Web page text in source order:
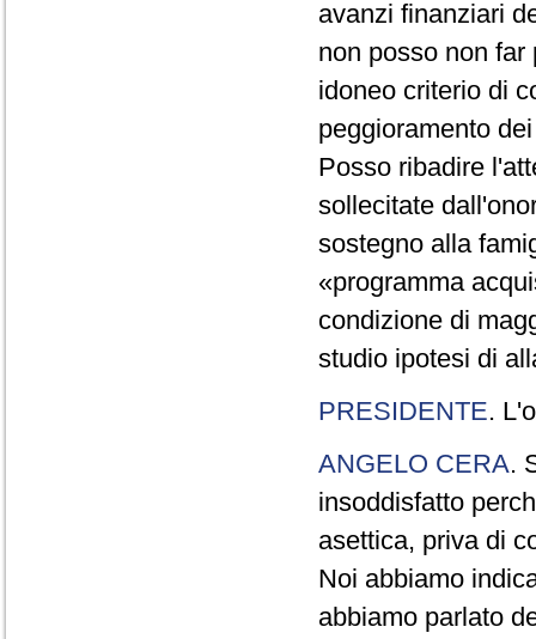
avanzi finanziari
non posso non
idoneo criterio di
peggioramento
Posso ribadire
sollecitate
sostegno alla
«programma
condizione di
studio ipotesi di
PRESIDENTE.
ANGELO CERA.
insoddisfatto
asettica, priva di
Noi abbiamo
abbiamo parlato